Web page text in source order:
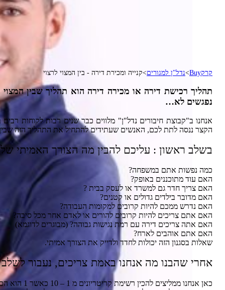
קרקBuy >נדל"ן למגורים>קנייה ומכירת דירה - בין המצוי לרצוי
תהליך רכישת דירה או מכירה דירה הוא תהליך שבין
נפגשים לא…
אנחנו ב"קבוצת חיבורים נדל"ן" מלווים כבר שנים רבות
הקצר ננסה לתת לכם, האנשים שעתידים להתחיל את התהליך הזה שבין
בשלב ראשון : עליכם להבין מה הצורך האמיתי
כמה נפשות אתם במשפחה?
האם עוד מתוכננים באופק?
האם צריך חדר גם למשרד או לעסק בבית ?
האם מדובר בילדים גדולים או קטנים?
האם נדרש ממכם להיות קרובים למקומות העבודה?
האם אתם צריכים להיות קרובים להורים או לאדם אחר מכל סיבה?
האם אתה צריכים דירה עם רמת נגישות גבוהה? (מבוגרים לדוגמא)
האם אתם אוהבים לארח?
שאלות בסגנון הזה יכולות לחדד ולדייק את הצורך אמיתי.
אחרי שהבנו מה אנחנו באמת צריכים, נעבור
כאן אנחנו ממליצים להכין רשימת קריטריונים מ 1 – 10 כאשר 1 הוא הכי חשוב מבחינתכם ו 10 הוא הכי פחות חשוב.